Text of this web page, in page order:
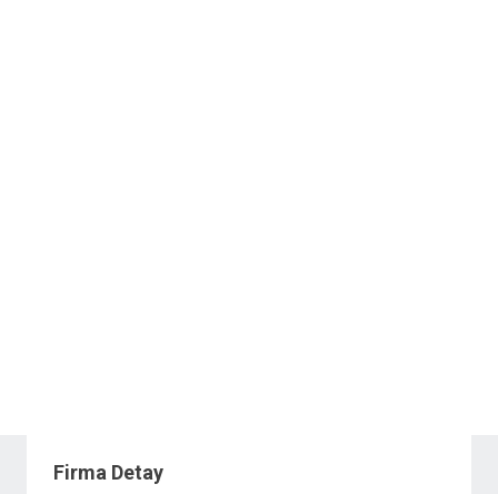
Firma Detay